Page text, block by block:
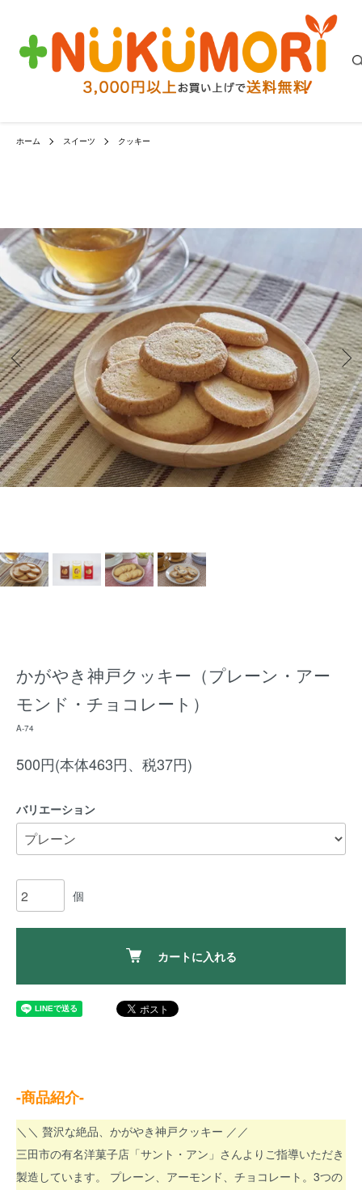
ホーム スイーツ クッキー
かがやき神戸クッキー（プレーン・アー
モンド・チョコレート）
A-74
500円(本体463円、税37円)
バリエーション
個
カートに入れる
-商品紹介-
＼＼ 贅沢な絶品、かがやき神戸クッキー ／／
三田市の有名洋菓子店「サント・アン」さんよりご指導いただき
製造しています。 プレーン、アーモンド、チョコレート。3つの